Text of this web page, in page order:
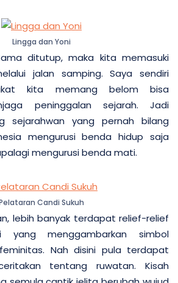
Lingga dan Yoni
ditutup, maka kita memasuki
jalan samping. Saya sendiri
kita memang belom bisa
peninggalan sejarah. Jadi
sejarahwan yang pernah bilang
mengurusi benda hidup saja
mengurusi benda mati.
Candi Sukuh
lebih banyak terdapat relief-relief
menggambarkan simbol
Nah disini pula terdapat
tentang ruwatan. Kisah